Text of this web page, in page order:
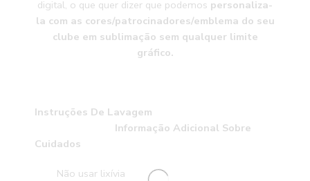
digital, o que quer dizer que podemos personaliza-
la com as cores/patrocinadores/emblema do seu
clube em sublimação sem qualquer limite
gráfico.
Instruções De Lavagem
Informação Adicional Sobre
Cuidados
Não usar lixívia